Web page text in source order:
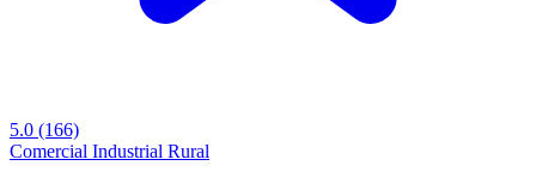
5.0 (166)
Comercial Industrial Rural